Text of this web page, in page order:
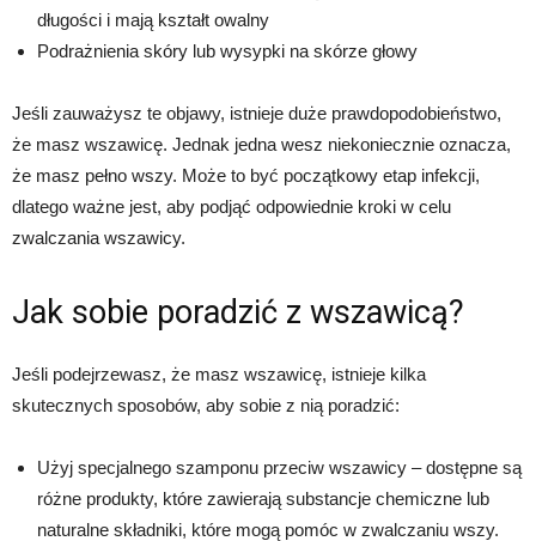
długości i mają kształt owalny
Podrażnienia skóry lub wysypki na skórze głowy
Jeśli zauważysz te objawy, istnieje duże prawdopodobieństwo,
że masz wszawicę. Jednak jedna wesz niekoniecznie oznacza,
że masz pełno wszy. Może to być początkowy etap infekcji,
dlatego ważne jest, aby podjąć odpowiednie kroki w celu
zwalczania wszawicy.
Jak sobie poradzić z wszawicą?
Jeśli podejrzewasz, że masz wszawicę, istnieje kilka
skutecznych sposobów, aby sobie z nią poradzić:
Użyj specjalnego szamponu przeciw wszawicy – dostępne są
różne produkty, które zawierają substancje chemiczne lub
naturalne składniki, które mogą pomóc w zwalczaniu wszy.